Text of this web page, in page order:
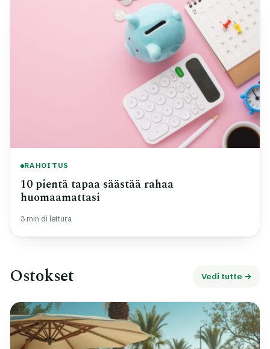
RAHOITUS
10 pientä tapaa säästää rahaa
huomaamattasi
3 min di lettura
Ostokset Vedi tutte →